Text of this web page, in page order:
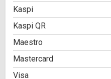
Kaspi
Kaspi QR
Maestro
Mastercard
Visa